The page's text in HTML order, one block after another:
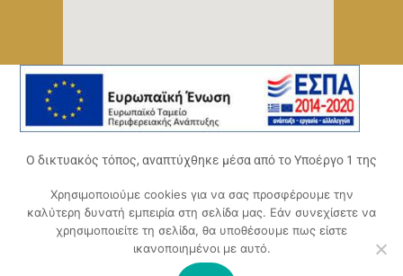
Ο δικτυακός τόπος, αναπτύχθηκε μέσα από το Υποέργο 1 της
«Ψηφιακό Οικοσύστημα Επιχειρηματικότητας του
Επιμελητηρίου Αχαΐας» (ΟΠΣ 5045300),
Επιχειρησιακό Πρόγραμμα «Δυτική Ελλάδα 2014-2020».
Συγχρηματοδοτείται από την Ευρωπαϊκή Ένωση (Ευρωπαϊκό
Χρησιμοποιούμε cookies για να σας προσφέρουμε την
καλύτερη δυνατή εμπειρία στη σελίδα μας. Εάν συνεχίσετε να
χρησιμοποιείτε τη σελίδα, θα υποθέσουμε πως είστε
ικανοποιημένοι με αυτό.